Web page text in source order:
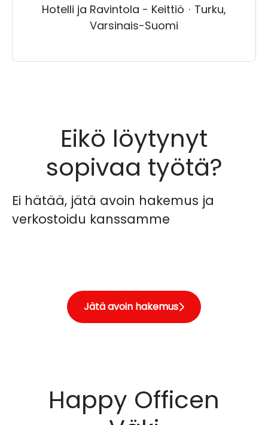
Hotelli ja Ravintola - Keittiö · Turku,
Varsinais-Suomi
Eikö löytynyt
sopivaa työtä?
Ei hätää, jätä avoin hakemus ja
verkostoidu kanssamme
Jätä avoin hakemus
Happy Officen